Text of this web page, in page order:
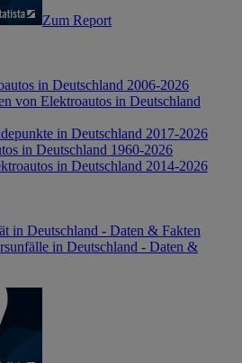
Zum Report
in Deutschland 2006-2026
von Elektroautos in Deutschland
in Deutschland 2017-2026
in Deutschland 1960-2026
in Deutschland 2014-2026
in Deutschland - Daten & Fakten
in Deutschland - Daten &